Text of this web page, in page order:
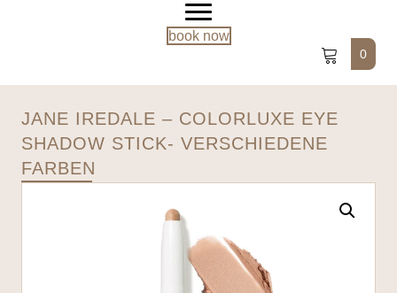
book now
0
JANE IREDALE – COLORLUXE EYE
SHADOW STICK- VERSCHIEDENE
FARBEN